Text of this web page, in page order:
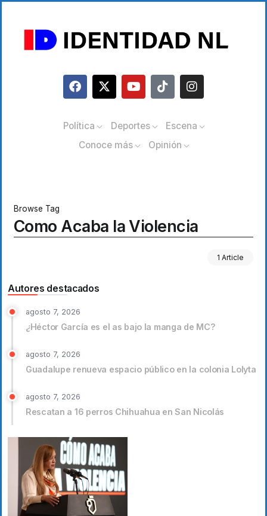
Política Deportes
Escena
Conoce más
Opinión
Browse Tag
Como Acaba la Violencia
1 Article
Autores destacados
agosto 7, 2026
¿Héctor García es el as bajo la manga de MC?
agosto 7, 2026
Guadalupe renueva espacio público en la colonia Lolyta
agosto 7, 2026
Rescatan a 16 perros Chihuahua en San Nicolás